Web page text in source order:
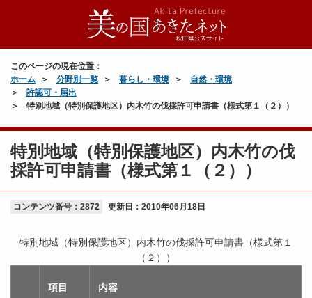
このページの現在位置：
ホーム
分野別一覧 暮らし・環境
自然・環境
許認可・届出
特別地域（特別保護地区）内木竹の伐採許可申請書（様式第１（２））
特別地域（特別保護地区）内木竹の伐
採許可申請書（様式第１（２））
コンテンツ番号：2872 更新日： 2010年06月18日
項目 内容
特別地域（特別保護地区）内木竹の伐採許可申請書（様式第１
（２））